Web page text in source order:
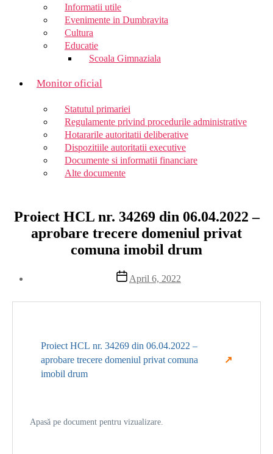
Informatii utile
Evenimente in Dumbravita
Cultura
Educatie
Scoala Gimnaziala
Monitor oficial
Statutul primariei
Regulamente privind procedurile administrative
Hotararile autoritatii deliberative
Dispozitiile autoritatii executive
Documente si informatii financiare
Alte documente
Proiect HCL nr. 34269 din 06.04.2022 –
aprobare trecere domeniul privat
comuna imobil drum
Post
date
April 6, 2022
Proiect HCL nr. 34269 din 06.04.2022 –
aprobare trecere domeniul privat comuna
imobil drum
Apasă pe document pentru vizualizare.